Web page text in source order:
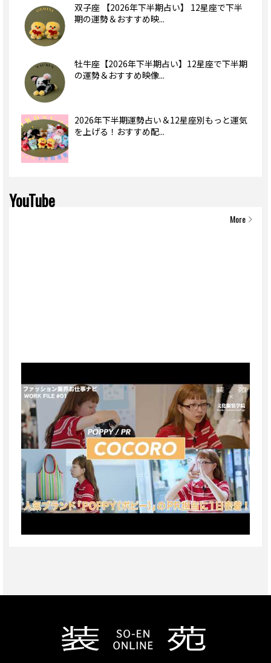
双子座 【2026年下半期占い】 12星座で下半
期の運勢＆おすすめ映...
牡牛座【2026年下半期占い】12星座で下半期
の運勢＆おすすめ映像...
2026年下半期運勢占い＆12星座別もっと運気
を上げる！おすすめ配...
YouTube
More